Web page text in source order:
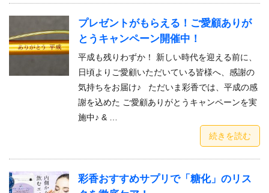
プレゼントがもらえる！ご愛顧ありが
とうキャンペーン開催中！
平成も残りわずか！ 新しい時代を迎える前に、
日頃よりご愛顧いただいている皆様へ、感謝の
気持ちをお届け♪ ただいま彩香では、平成の感
謝を込めた ご愛顧ありがとうキャンペーンを実
施中♪ & …
続きを読む
彩香おすすめサプリで「糖化」のリス